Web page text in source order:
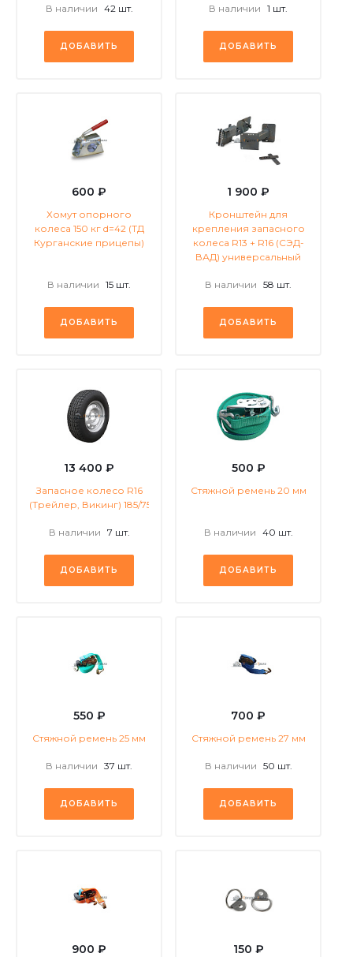
В наличии 42 шт.
ДОБАВИТЬ
В наличии 1 шт.
ДОБАВИТЬ
600 ₽
Хомут опорного
колеса 150 кг d=42 (ТД
Курганские прицепы)
В наличии 15 шт.
ДОБАВИТЬ
1 900 ₽
Кронштейн для
крепления запасного
колеса R13 + R16 (СЭД-
ВАД) универсальный
В наличии 58 шт.
ДОБАВИТЬ
13 400 ₽
Запасное колесо R16
(Трейлер, Викинг) 185/75
В наличии 7 шт.
ДОБАВИТЬ
500 ₽
Стяжной ремень 20 мм
В наличии 40 шт.
ДОБАВИТЬ
550 ₽
Стяжной ремень 25 мм
В наличии 37 шт.
ДОБАВИТЬ
700 ₽
Стяжной ремень 27 мм
В наличии 50 шт.
ДОБАВИТЬ
900 ₽ 150 ₽